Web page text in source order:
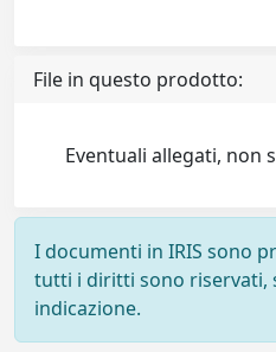
File in questo prodotto:
Eventuali allegati, non
I documenti in IRIS sono
tutti i diritti sono riservati,
indicazione.